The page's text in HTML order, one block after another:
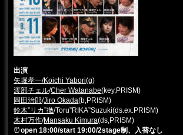
出演
矢堀孝一/Koichi Yabori(g)
渡部チェル/Cher Watanabe(key,PRISM)
岡田治郎/Jiro Okada(b,PRISM)
鈴木”リカ”徹/Toru”RIKA”Suzuki(ds.ex.PRISM)
木村万作/Mansaku Kimura(ds,PRISM)
⏰open 18:00/start 19:00/2stage制、入替なし